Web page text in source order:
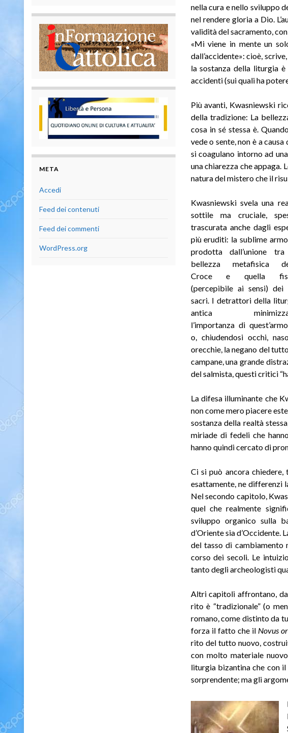
nella cura e nello sviluppo
nel rendere gloria a Dio.
validità del sacramento,
«Mi viene in mente un
dall’accidente»: cioè,
la sostanza della liturgia
accidenti (sui quali ha
Più avanti, Kwasniewski
della tradizione: La
cosa in sé stessa è.
vede o sente, non è a
si coagulano intorno ad
una chiarezza che appaga.
natura del mistero che il
Kwasniewski svela una
sottile ma cruciale,
trascurata anche dagli
più eruditi: la sublime
prodotta dall’unione
bellezza metafisica
Croce e quella
(percepibile ai sensi) dei
sacri. I detrattori della
antica
l’importanza di
o, chiudendosi occhi,
orecchie, la negano del
campane, una grande
del salmista, questi critici
La difesa illuminante che
non come mero piacere
sostanza della realtà
miriade di fedeli che
hanno quindi cercato di
Ci si può ancora
esattamente, ne differenzi
Nel secondo capitolo,
quel che realmente
sviluppo organico sulla
d’Oriente sia d’Occidente.
del tasso di cambiamento
corso dei secoli. Le
tanto degli archeologisti
Altri capitoli affrontano,
rito è “tradizionale” (o
romano, come distinto da
forza il fatto che il Novus
rito del tutto nuovo,
con molto materiale
liturgia bizantina che con il
sorprendente; ma gli
META
Accedi
Feed dei contenuti
Feed dei commenti
WordPress.org